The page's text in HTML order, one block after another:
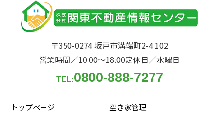
〒350-0274 坂戸市溝端町2-4 102
営業時間／10:00〜18:00定休日／水曜日
TEL:0800-888-7277
トップページ
空き家管理